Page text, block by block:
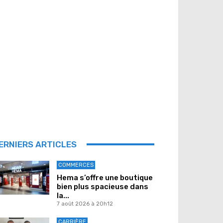
ARTICLES
COMMERCES
Hema s’offre une boutique
bien plus spacieuse dans
la...
7 août 2026 à 20h12
CARRIÈRE